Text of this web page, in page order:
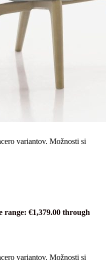
variantov. Možnosti si
range: €1,379.00 through
variantov. Možnosti si